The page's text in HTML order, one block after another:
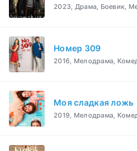
2023, Драма, Боевик,
Номер 309
2016, Мелодрама,
Моя сладкая ложь
2019, Мелодрама,